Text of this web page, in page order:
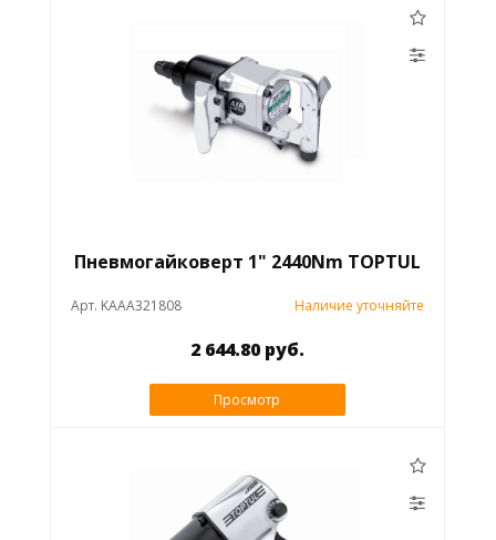
Пневмогайковерт 1" 2440Nm TOPTUL
Арт. KAAA321808 Наличие уточняйте
2 644.80 руб.
Просмотр